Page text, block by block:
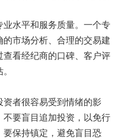
水平和服务质量。一个专
市场分析、合理的交易建
看经纪商的口碑、客户评
者很容易受到情绪的影
要盲目追加投资，以免行
保持镇定，避免盲目恐